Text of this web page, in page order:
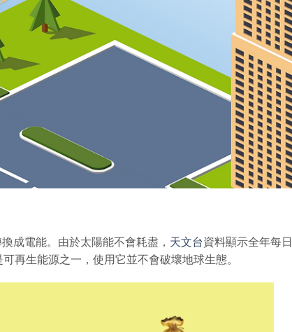
成電能。由於太陽能不會耗盡， 天文台資料顯示全年每日
再生能源之一，使用它並不會破壞地球生態。